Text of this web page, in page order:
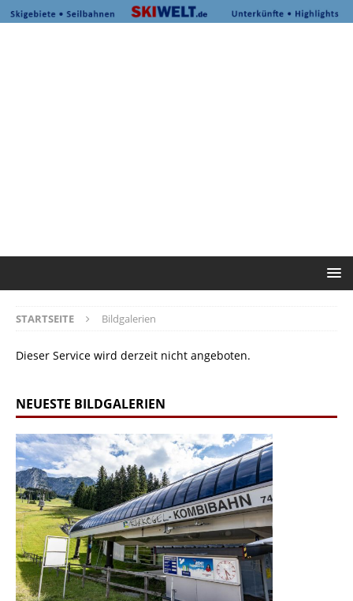
STARTSEITE Bildgalerien
Dieser Service wird derzeit nicht angeboten.
NEUESTE BILDGALERIEN